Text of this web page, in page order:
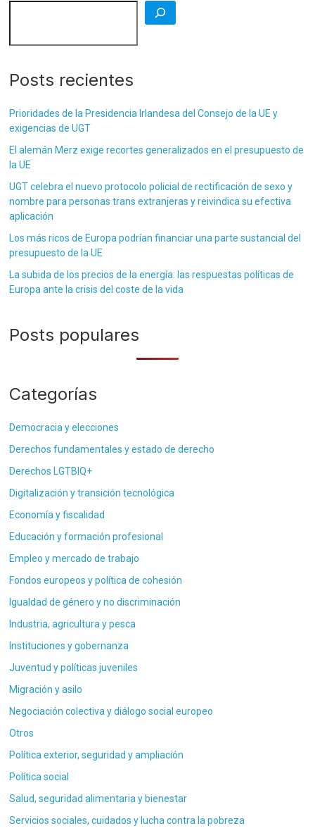
Posts recientes
Prioridades de la Presidencia Irlandesa del Consejo de la UE y
exigencias de UGT
El alemán Merz exige recortes generalizados en el presupuesto de
la UE
UGT celebra el nuevo protocolo policial de rectificación de sexo y
nombre para personas trans extranjeras y reivindica su efectiva
aplicación
Los más ricos de Europa podrían financiar una parte sustancial del
presupuesto de la UE
La subida de los precios de la energía: las respuestas políticas de
Europa ante la crisis del coste de la vida
Posts populares
Categorías
Democracia y elecciones
Derechos fundamentales y estado de derecho
Derechos LGTBIQ+
Digitalización y transición tecnológica
Economía y fiscalidad
Educación y formación profesional
Empleo y mercado de trabajo
Fondos europeos y política de cohesión
Igualdad de género y no discriminación
Industria, agricultura y pesca
Instituciones y gobernanza
Juventud y políticas juveniles
Migración y asilo
Negociación colectiva y diálogo social europeo
Otros
Política exterior, seguridad y ampliación
Política social
Salud, seguridad alimentaria y bienestar
Servicios sociales, cuidados y lucha contra la pobreza